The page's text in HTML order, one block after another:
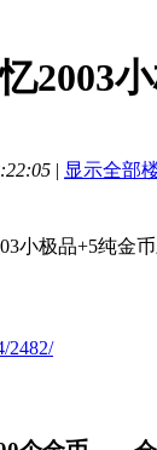
2003
| 显示全部
小极品+5纯金
2482/